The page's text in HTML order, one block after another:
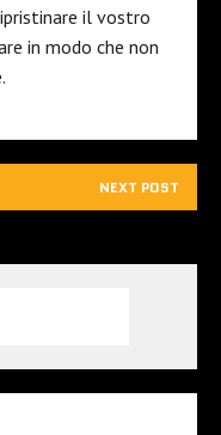
il vostro
in modo che non
NEXT POST